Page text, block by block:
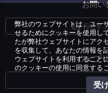
お問い
宛名を
ウェブ
弊社のウェブサイトは、ユー
せるためにクッキーを使用し
たが弊社ウェブサイトにアク
を収集して、あなたの情報を
ウェブサイトを利用すること
のクッキーの使用に同意する
受